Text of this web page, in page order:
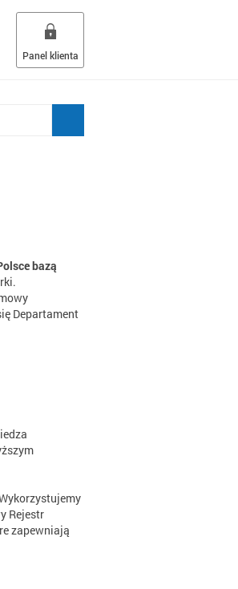
Panel klienta
bazą
Departament
Rejestr
zapewniają